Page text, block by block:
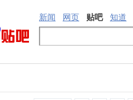
新闻 网页 贴吧 知道